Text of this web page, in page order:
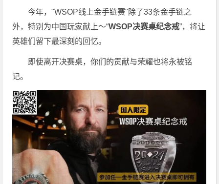
今年，"WSOP线上金手链赛"除了33条金手链之
外，特别为中国玩家献上～“WSOP决赛桌纪念戒”，将让
英雄们留下最深刻的回忆。
即使离开决赛桌，你们的贡献与荣耀也将永被铭
记。